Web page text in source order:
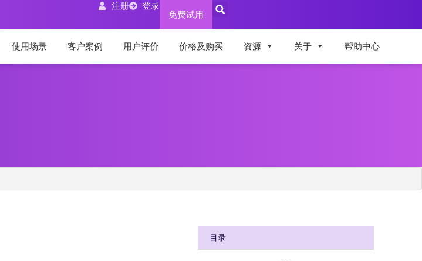
注册
登录
免费试用
使用场景 客户案例 用户评价 价格及购买 资源 关于 帮助中心
目录